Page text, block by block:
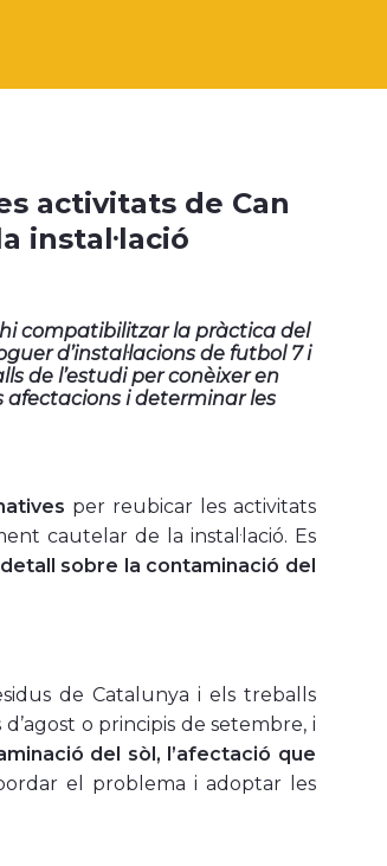
activitats de Can
instal·lació
compatibilitzar la pràctica del
d’instal·lacions de futbol 7 i
de l’estudi per conèixer en
afectacions i determinar les
per reubicar les activitats
cautelar de la instal·lació. Es
detall sobre la contaminació del
de Catalunya i els treballs
o principis de setembre, i
del sòl, l’afectació que
el problema i adoptar les